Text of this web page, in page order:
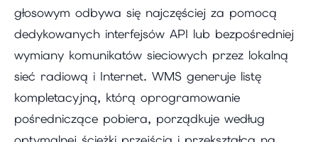
głosowym odbywa się najczęściej za pomocą
dedykowanych interfejsów API lub bezpośredniej
wymiany komunikatów sieciowych przez lokalną
sieć radiową i Internet. WMS generuje listę
kompletacyjną, którą oprogramowanie
pośredniczące pobiera, porządkuje według